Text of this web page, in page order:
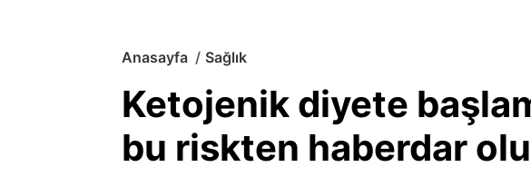
Anasayfa Sağlık
Ketojenik diyete
bu riskten haberdar